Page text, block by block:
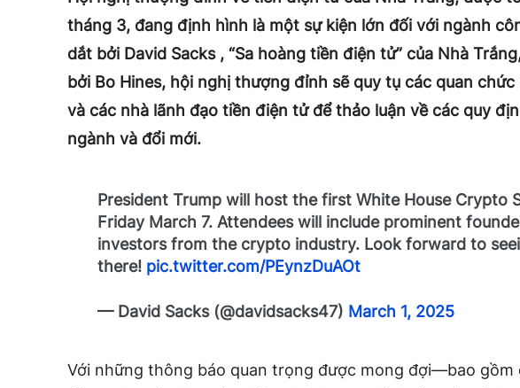
tháng 3, đang định hình là một sự kiện lớn đối với ngành
dắt bởi David Sacks , “Sa hoàng tiền điện tử” của Nhà
bởi Bo Hines, hội nghị thượng đỉnh sẽ quy tụ các quan
và các nhà lãnh đạo tiền điện tử để thảo luận về các quy
ngành và đổi mới.
President Trump will host the first White House Crypto
Friday March 7. Attendees will include prominent
investors from the crypto industry. Look forward to
there! pic.twitter.com/PEynzDuAOt
— David Sacks (@davidsacks47) March 1, 2025
Với những thông báo quan trọng được mong đợi—bao gồm